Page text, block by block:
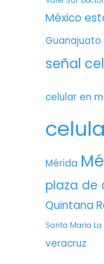
México
Guanajuato
señal
celular en
Mérida
plaza de
Quintana
Santa María La
veracruz